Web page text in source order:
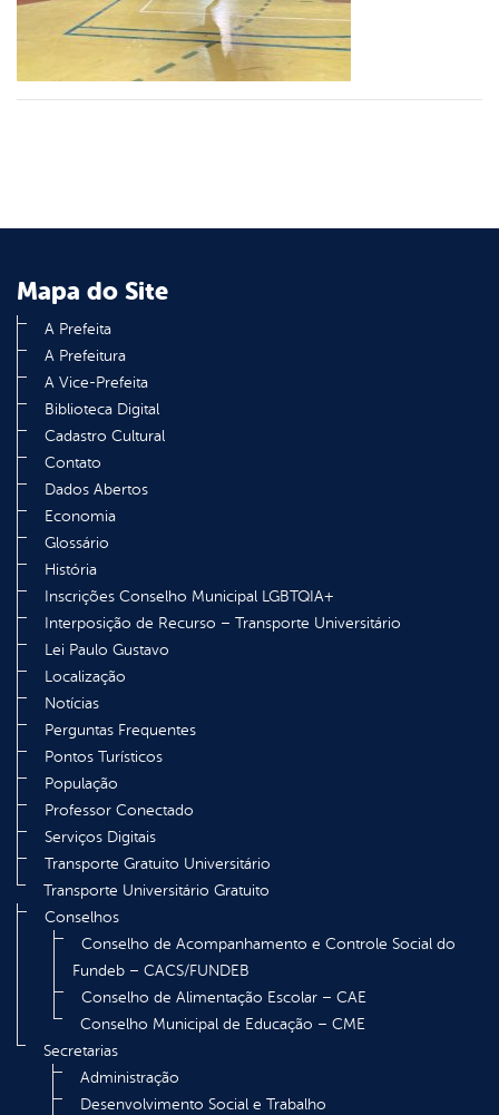
Mapa do Site
A Prefeita
A Prefeitura
A Vice-Prefeita
Biblioteca Digital
Cadastro Cultural
Contato
Dados Abertos
Economia
Glossário
História
Inscrições Conselho Municipal LGBTQIA+
Interposição de Recurso – Transporte Universitário
Lei Paulo Gustavo
Localização
Notícias
Perguntas Frequentes
Pontos Turísticos
População
Professor Conectado
Serviços Digitais
Transporte Gratuito Universitário
Transporte Universitário Gratuito
Conselhos
Conselho de Acompanhamento e Controle Social do
Fundeb – CACS/FUNDEB
Conselho de Alimentação Escolar – CAE
Conselho Municipal de Educação – CME
Secretarias
Administração
Desenvolvimento Social e Trabalho